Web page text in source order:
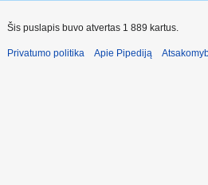
Šis puslapis buvo atvertas 1 889 kartus.
Privatumo politika Apie Pipediją